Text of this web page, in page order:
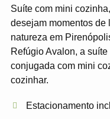
Suíte com mini
desejam momentos de
natureza em
Refúgio Avalon, a
conjugada com mini
cozinhar.
Estacionamento